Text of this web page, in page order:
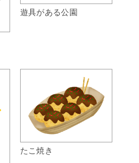
遊具がある公園
たこ焼き